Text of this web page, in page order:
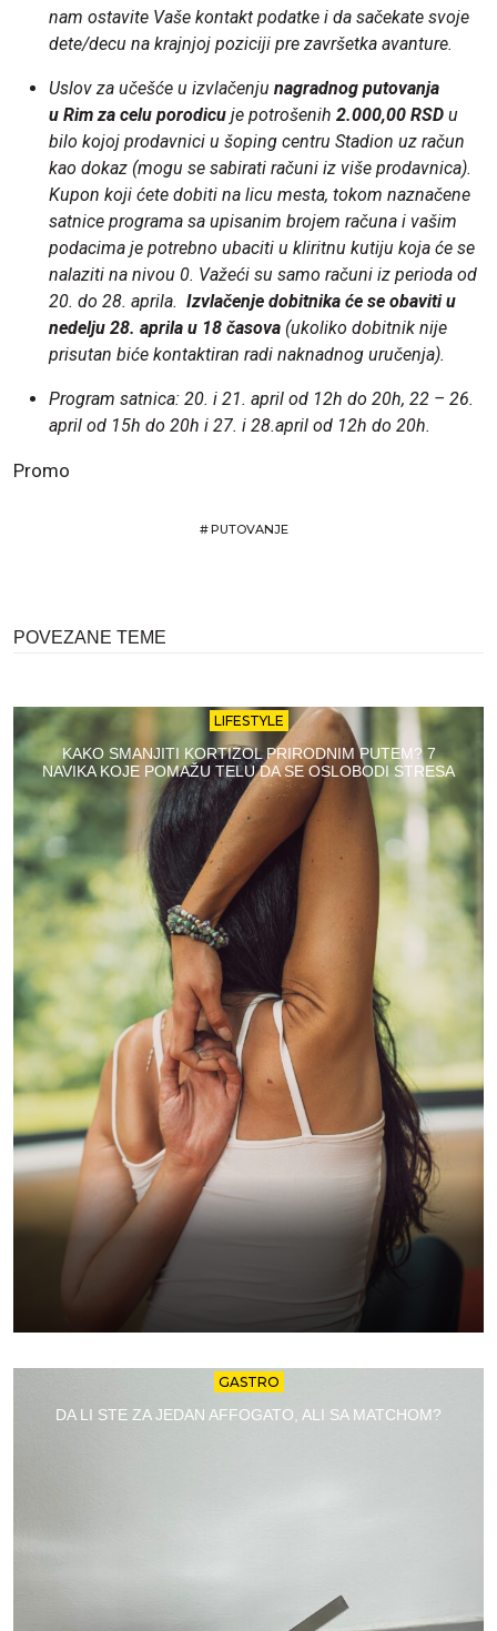
nam ostavite Vaše kontakt podatke i da sačekate svoje
dete/decu na krajnjoj poziciji pre završetka avanture.
Uslov za učešće u izvlačenju nagradnog putovanja
u Rim za celu porodicu je potrošenih 2.000,00 RSD u
bilo kojoj prodavnici u šoping centru Stadion uz račun
kao dokaz (mogu se sabirati računi iz više prodavnica).
Kupon koji ćete dobiti na licu mesta, tokom naznačene
satnice programa sa upisanim brojem računa i vašim
podacima je potrebno ubaciti u kliritnu kutiju koja će se
nalaziti na nivou 0. Važeći su samo računi iz perioda od
20. do 28. aprila. Izvlačenje dobitnika će se obaviti u
nedelju 28. aprila u 18 časova (ukoliko dobitnik nije
prisutan biće kontaktiran radi naknadnog uručenja).
Program satnica: 20. i 21. april od 12h do 20h, 22 – 26.
april od 15h do 20h i 27. i 28.april od 12h do 20h.
Promo
#PUTOVANJE
POVEZANE TEME
LIFESTYLE
KAKO SMANJITI KORTIZOL PRIRODNIM PUTEM? 7
NAVIKA KOJE POMAŽU TELU DA SE OSLOBODI STRESA
GASTRO
DA LI STE ZA JEDAN AFFOGATO, ALI SA MATCHOM?